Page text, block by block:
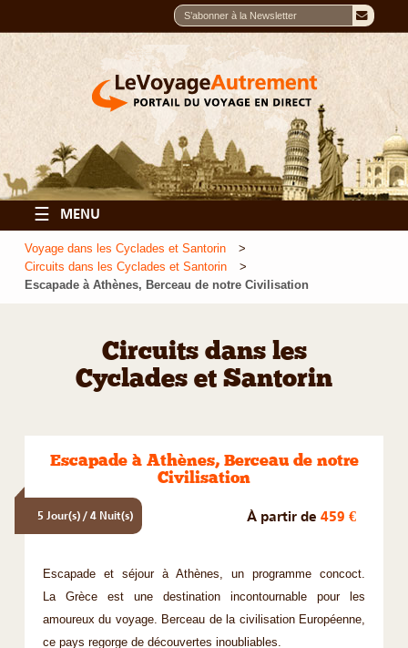
☰ MENU
Voyage dans les Cyclades et Santorin
Circuits dans les Cyclades et Santorin
Escapade à Athènes, Berceau de notre Civilisation
Circuits dans les
Cyclades et Santorin
Escapade à Athènes, Berceau de notre
Civilisation
5 Jour(s) / 4 Nuit(s) À partir de 459 €
Escapade et séjour à Athènes, un programme concoct.
La Grèce est une destination incontournable pour les
amoureux du voyage. Berceau de la civilisation Européenne,
ce pays regorge de découvertes inoubliables.